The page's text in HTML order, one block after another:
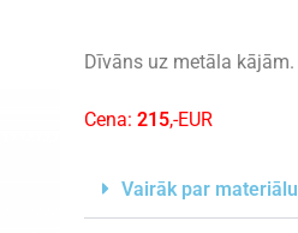
Dīvāns uz metāla kājām.
Cena: 215,-EUR
Vairāk par materiālu